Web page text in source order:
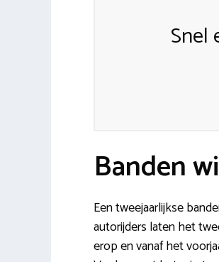
Snel
Banden
Een tweejaarlijkse
autorijders laten het
erop en vanaf het